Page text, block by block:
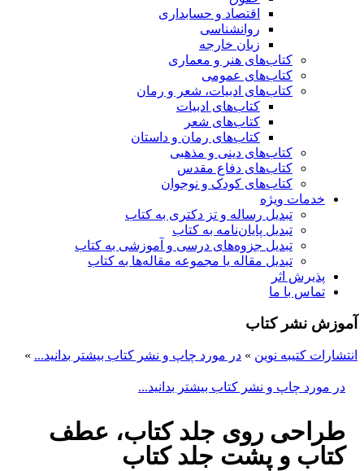
اقتصاد و حسابداری
روانشناسی
زبان خارجه
کتاب‌های هنر و معماری
کتاب‌های عمومی
کتاب‌های ادبیات، شعر و رمان
کتاب‌های ادبیات
کتاب‌های شعر
کتاب‌های رمان و داستان
کتاب‌های دینی و مذهبی
کتاب‌های دفاع مقدس
کتاب‌های کودک و نوجوان
خدمات ویژه
تبدیل رساله و تز دکتری به کتاب
تبدیل پایان‌نامه به کتاب
تبدیل جزوه‌های درسی و آموزشی به کتاب
تبدیل مقاله یا مجموعه مقاله‌ها به کتاب
پذیرش اثر
تماس با ما
آموزش نشر کتاب
انتشارات کتیبه نوین » در مورد چاپ و نشر کتاب بیشتر بدانید... »
در مورد چاپ و نشر کتاب بیشتر بدانید...
طراحی روی جلد کتاب، عطف
کتاب و پشت جلد کتاب